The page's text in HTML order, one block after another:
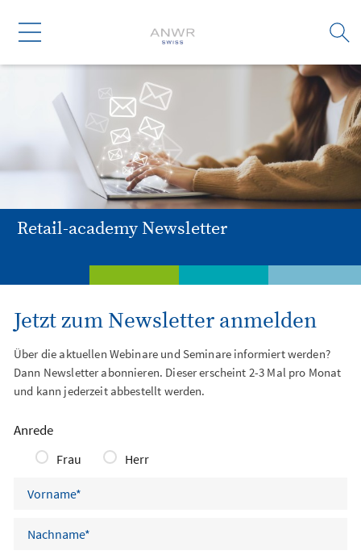
Retail-academy Newsletter
Weiterbildung Branchen
Digital Signage
Jetzt zum Newsletter anmelden
Über die aktuellen Webinare und Seminare informiert werden?
Dann Newsletter abonnieren. Dieser erscheint 2-3 Mal pro Monat
und kann jederzeit abbestellt werden.
Anrede
Frau Herr